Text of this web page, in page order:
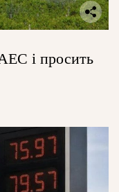
і просить